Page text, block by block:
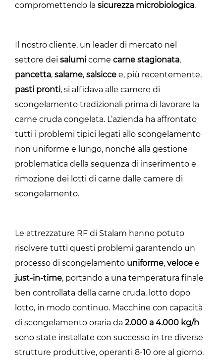
compromettendo la sicurezza microbiologica.
Il nostro cliente, un leader di mercato nel
settore dei salumi come carne stagionata,
pancetta, salame, salsicce e, più recentemente,
pasti pronti, si affidava alle camere di
scongelamento tradizionali prima di lavorare la
carne cruda congelata. L’azienda ha affrontato
tutti i problemi tipici legati allo scongelamento
non uniforme e lungo, nonché alla gestione
problematica della sequenza di inserimento e
rimozione dei lotti di carne dalle camere di
scongelamento.
Le attrezzature RF di Stalam hanno potuto
risolvere tutti questi problemi garantendo un
processo di scongelamento uniforme, veloce e
just-in-time, portando a una temperatura finale
ben controllata della carne cruda, lotto dopo
lotto, in modo continuo. Macchine con capacità
di scongelamento oraria da 2.000 a 4.000 kg/h
sono state installate con successo in tre diverse
strutture produttive, operanti 8-10 ore al giorno.